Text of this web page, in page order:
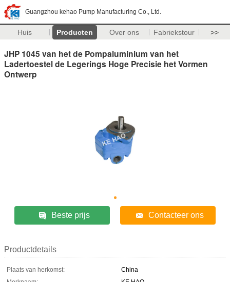
Guangzhou kehao Pump Manufacturing Co., Ltd.
Huis Producten Over ons Fabriekstour >>
JHP 1045 van het de Pompaluminium van het
Ladertoestel de Legerings Hoge Precisie het Vormen
Ontwerp
Beste prijs Contacteer ons
Productdetails
Plaats van herkomst:
China